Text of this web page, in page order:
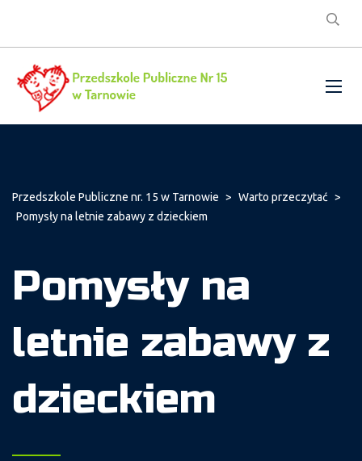
Przedszkole Publiczne nr. 15 w Tarnowie > Warto przeczytać >
Pomysły na letnie zabawy z dzieckiem
Pomysły na
letnie zabawy z
dzieckiem